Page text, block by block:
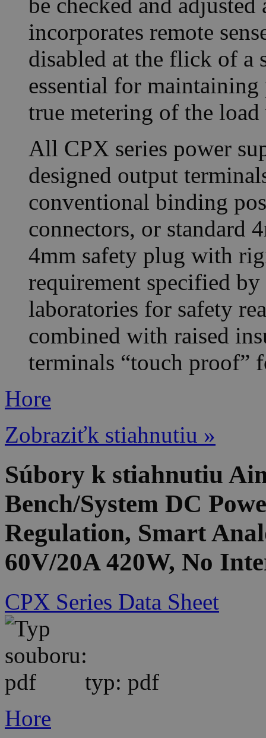
be checked and
incorporates remote
disabled at the flick of a
essential for
true metering of the
All CPX series power
designed output
conventional binding
connectors, or standard
4mm safety plug with
requirement specified
laboratories for safety
combined with raised
terminals “touch proof”
Hore
Zobraziťk stiahnutiu »
Súbory k stiahnutiu
Bench/System DC
Regulation, Smart
60V/20A 420W, No
CPX Series Data Sheet
typ: pdf
Hore